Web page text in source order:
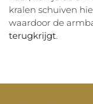
kralen schuiven
waardoor de
terugkrijgt.